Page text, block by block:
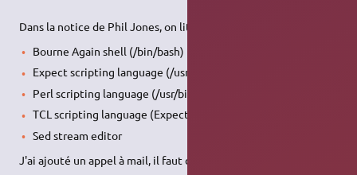
Dans la notice de Phil Jones, on lit :
Bourne Again shell (/bin/bash)
Expect scripting language (/usr/bin/expect)
Perl scripting language (/usr/bin/perl)
TCL scripting language (Expect is based upon this)
Sed stream editor
J'ai ajouté un appel à mail, il faut donc installer le paquet :